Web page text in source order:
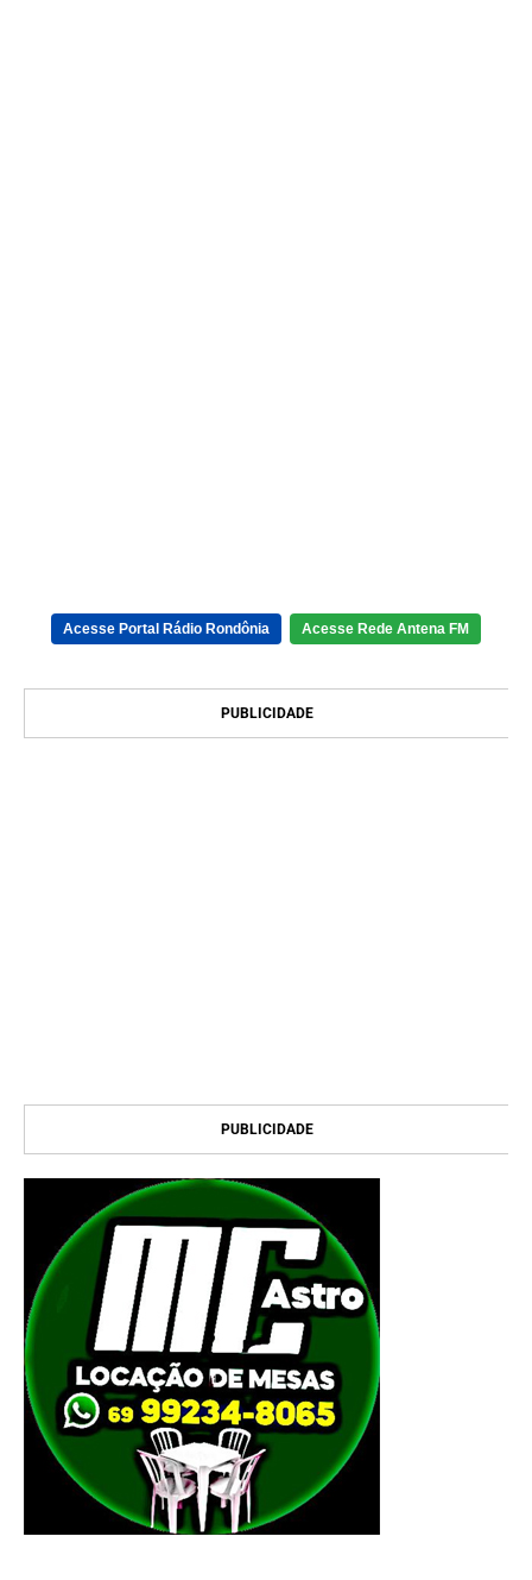
Acesse Portal Rádio Rondônia Acesse Rede Antena FM
PUBLICIDADE
PUBLICIDADE